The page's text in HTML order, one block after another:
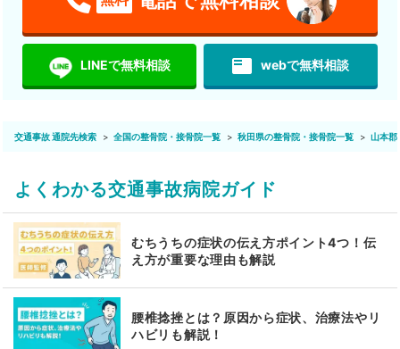
LINEで無料相談 featured_play_list webで無料相談
交通事故 通院先検索 全国の整骨院・接骨院一覧 秋田県の整骨院・接骨院一覧 山本郡
よくわかる交通事故病院ガイド
むちうちの症状の伝え方ポイント4つ！伝
え方が重要な理由も解説
腰椎捻挫とは？原因から症状、治療法やリ
ハビリも解説！